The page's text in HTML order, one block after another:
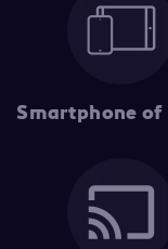
Smartphone